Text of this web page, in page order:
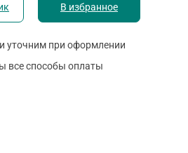
В избранное
уточним при оформлении
все способы оплаты